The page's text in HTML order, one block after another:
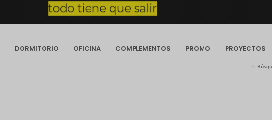
DORMITORIO OFICINA COMPLEMENTOS PROMO PROYECTOS